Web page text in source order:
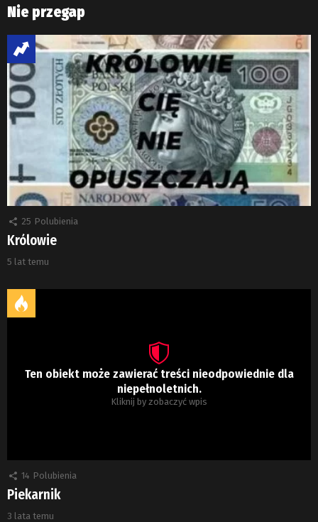
Nie przegap
25 Polubienia
Królowie
5 lat temu
Ten obiekt może zawierać treści nieodpowiednie dla
niepełnoletnich.
Kliknij by zobaczyć wpis
14 Polubienia
Piekarnik
3 lata temu